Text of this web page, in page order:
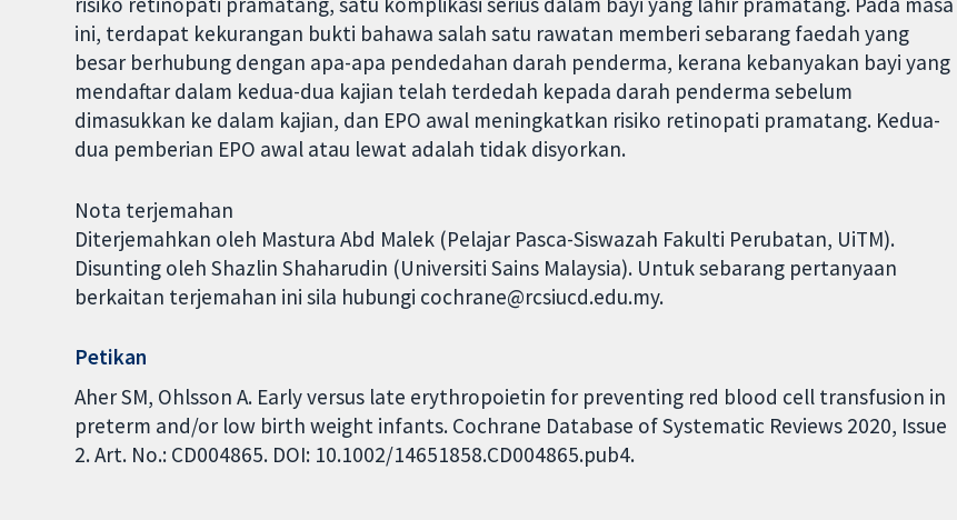
ini, terdapat kekurangan bukti bahawa salah satu rawatan memberi sebarang faedah yang
besar berhubung dengan apa-apa pendedahan darah penderma, kerana kebanyakan bayi yang
mendaftar dalam kedua-dua kajian telah terdedah kepada darah penderma sebelum
dimasukkan ke dalam kajian, dan EPO awal meningkatkan risiko retinopati pramatang. Kedua-
dua pemberian EPO awal atau lewat adalah tidak disyorkan.
Nota terjemahan
Diterjemahkan oleh Mastura Abd Malek (Pelajar Pasca-Siswazah Fakulti Perubatan, UiTM).
Disunting oleh Shazlin Shaharudin (Universiti Sains Malaysia). Untuk sebarang pertanyaan
berkaitan terjemahan ini sila hubungi cochrane@rcsiucd.edu.my.
Petikan
Aher SM, Ohlsson A. Early versus late erythropoietin for preventing red blood cell transfusion in
preterm and/or low birth weight infants. Cochrane Database of Systematic Reviews 2020, Issue
2. Art. No.: CD004865. DOI: 10.1002/14651858.CD004865.pub4.